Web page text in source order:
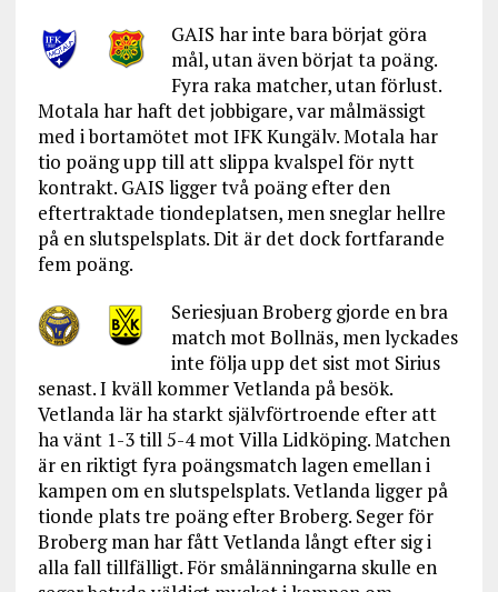
GAIS har inte bara börjat göra
mål, utan även börjat ta poäng.
Fyra raka matcher, utan förlust.
Motala har haft det jobbigare, var målmässigt
med i bortamötet mot IFK Kungälv. Motala har
tio poäng upp till att slippa kvalspel för nytt
kontrakt. GAIS ligger två poäng efter den
eftertraktade tiondeplatsen, men sneglar hellre
på en slutspelsplats. Dit är det dock fortfarande
fem poäng.
Seriesjuan Broberg gjorde en bra
match mot Bollnäs, men lyckades
inte följa upp det sist mot Sirius
senast. I kväll kommer Vetlanda på besök.
Vetlanda lär ha starkt självförtroende efter att
ha vänt 1-3 till 5-4 mot Villa Lidköping. Matchen
är en riktigt fyra poängsmatch lagen emellan i
kampen om en slutspelsplats. Vetlanda ligger på
tionde plats tre poäng efter Broberg. Seger för
Broberg man har fått Vetlanda långt efter sig i
alla fall tillfälligt. För smålänningarna skulle en